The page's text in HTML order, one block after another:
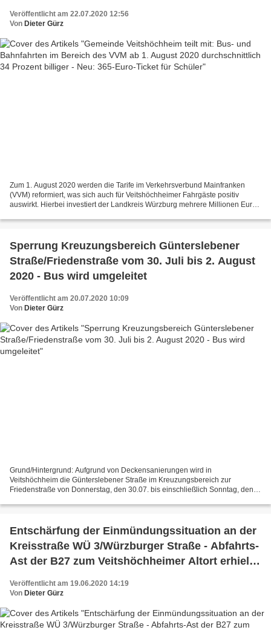
Veröffentlicht am 22.07.2020 12:56
Von Dieter Gürz
Zum 1. August 2020 werden die Tarife im Verkehrsverbund Mainfranken
(VVM) reformiert, was sich auch für Veitshöchheimer Fahrgäste positiv
auswirkt. Hierbei investiert der Landkreis Würzburg mehrere Millionen Euro
Sperrung Kreuzungsbereich Günterslebener
Straße/Friedenstraße vom 30. Juli bis 2. August
2020 - Bus wird umgeleitet
Veröffentlicht am 20.07.2020 10:09
Von Dieter Gürz
Grund/Hintergrund: Aufgrund von Deckensanierungen wird in
Veitshöchheim die Günterslebener Straße im Kreuzungsbereich zur
Friedenstraße von Donnerstag, den 30.07. bis einschließlich Sonntag, den
Entschärfung der Einmündungssituation an der
Kreisstraße WÜ 3/Würzburger Straße - Abfahrts-
Ast der B27 zum Veitshöchheimer Altort erhielt
Veröffentlicht am 19.06.2020 14:19
Von Dieter Gürz